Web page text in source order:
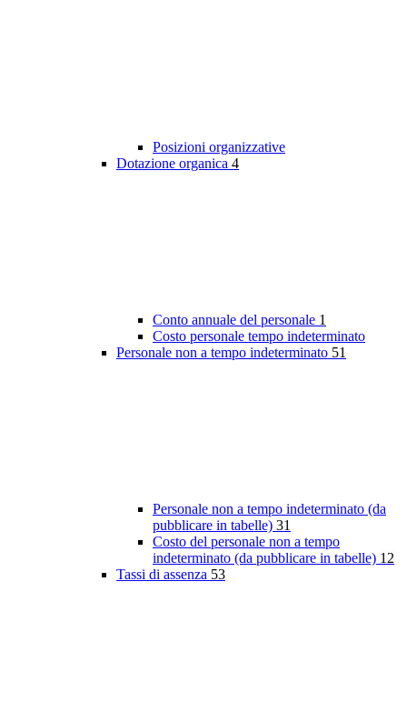
Posizioni organizzative
Dotazione organica 4
Conto annuale del personale 1
Costo personale tempo indeterminato
Personale non a tempo indeterminato 51
Personale non a tempo indeterminato (da
pubblicare in tabelle) 31
Costo del personale non a tempo
indeterminato (da pubblicare in tabelle) 12
Tassi di assenza 53